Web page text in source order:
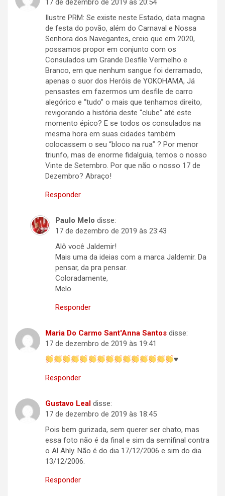
17 de dezembro de 2019 às 20:54
Ilustre PRM: Se existe neste Estado, data magna
de festa do povão, além do Carnaval e Nossa
Senhora dos Navegantes, creio que em 2020,
possamos propor em conjunto com os
Consulados um Grande Desfile Vermelho e
Branco, em que nenhum sangue foi derramado,
apenas o suor dos Heróis de YOKOHAMA, Já
pensastes em fazermos um desfile de carro
alegórico e “tudo” o mais que tenhamos direito,
revigorando a história deste “clube” até este
momento épico? E se todos os consulados na
mesma hora em suas cidades também
colocassem o seu “bloco na rua” ? Por menor
triunfo, mas de enorme fidalguia, temos o nosso
Vinte de Setembro. Por que não o nosso 17 de
Dezembro? Abraço!
Responder
Paulo Melo disse:
17 de dezembro de 2019 às 23:43
Alô você Jaldemir!
Mais uma da ideias com a marca Jaldemir. Da
pensar, da pra pensar.
Coloradamente,
Melo
Responder
Maria Do Carmo Sant'Anna Santos disse:
17 de dezembro de 2019 às 19:41
♥️
Responder
Gustavo Leal disse:
17 de dezembro de 2019 às 18:45
Pois bem gurizada, sem querer ser chato, mas
essa foto não é da final e sim da semifinal contra
o Al Ahly. Não é do dia 17/12/2006 e sim do dia
13/12/2006.
Responder